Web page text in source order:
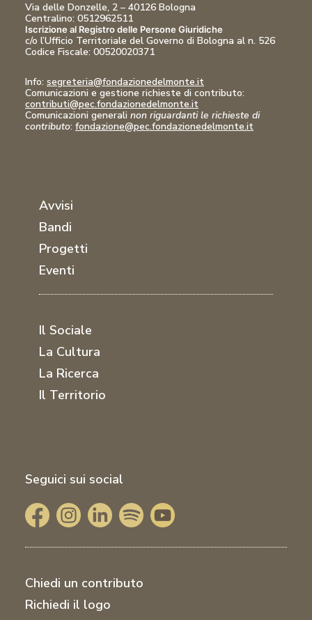
Via delle Donzelle, 2 – 40126 Bologna
Centralino: 0512962511
Iscrizione al Registro delle Persone Giuridiche
c/o l’Ufficio Territoriale del Governo di Bologna al n. 526
Codice Fiscale: 00520020371
Info: segreteria@fondazionedelmonte.it
Comunicazioni e gestione richieste di contributo:
contributi@pec.fondazionedelmonte.it
Comunicazioni generali non riguardanti le richieste di
contributo: fondazione@pec.fondazionedelmonte.it
Avvisi
Bandi
Progetti
Eventi
Il Sociale
La Cultura
La Ricerca
Il Territorio
Seguici sui social
Chiedi un contributo
Richiedi il logo